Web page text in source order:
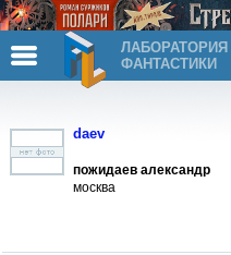
ЛАБОРАТОРИЯ
ФАНТАСТИКИ
daev
пожидаев александр
москва